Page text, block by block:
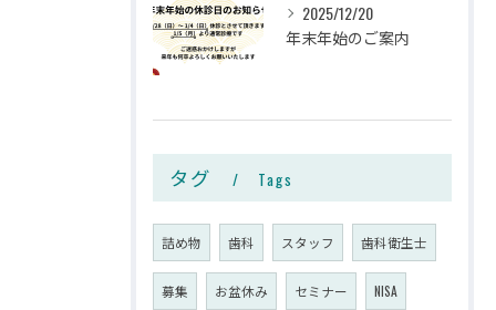
2025/12/20
年末年始のご案内
タグ Tags
詰め物 歯科 スタッフ 歯科衛生士
募集 お盆休み セミナー NISA